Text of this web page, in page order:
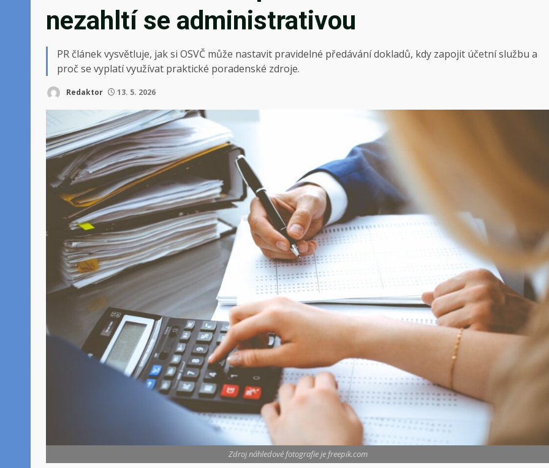
nezahltí se administrativou
PR článek vysvětluje, jak si OSVČ může nastavit pravidelné předávání dokladů, kdy zapojit účetní službu a
proč se vyplatí využívat praktické poradenské zdroje.
Redaktor 13. 5. 2026
Zdroj náhledové fotografie je freepik.com